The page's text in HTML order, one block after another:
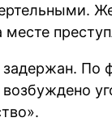
месте
По
возбуждено